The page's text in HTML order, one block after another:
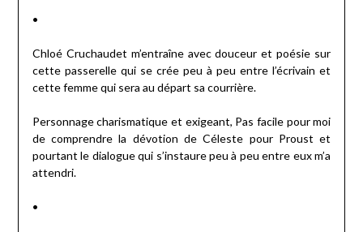
•
Chloé Cruchaudet m’entraîne avec douceur et poésie sur
cette passerelle qui se crée peu à peu entre l’écrivain et
cette femme qui sera au départ sa courrière.
Personnage charismatique et exigeant, Pas facile pour moi
de comprendre la dévotion de Céleste pour Proust et
pourtant le dialogue qui s’instaure peu à peu entre eux m’a
attendri.
•